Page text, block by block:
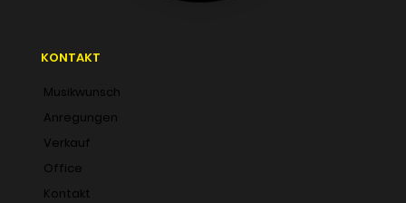
KONTAKT
Musikwunsch
Anregungen
Verkauf
Office
Kontakt